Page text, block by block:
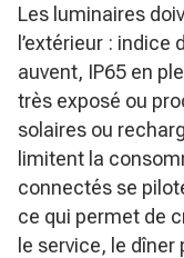
Les luminaires
l’extérieur : indice
auvent, IP65 en
très exposé ou
solaires ou
limitent la
connectés se
ce qui permet de
le service, le dîner